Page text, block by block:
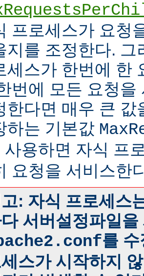
프로세스가 요청
지를 조정한다. 그
세스가 한번에 한
번에 모든 요청
한다면 매우 큰 값
하는 기본값
사용하면 자식 프
요청을 서비스한
: 자식 프로세스
서버설정파일
를
스가 시작하지